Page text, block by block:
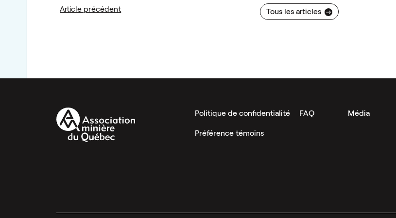
Article précédent Tous les articles
Politique de confidentialité
Préférence témoins
FAQ Média